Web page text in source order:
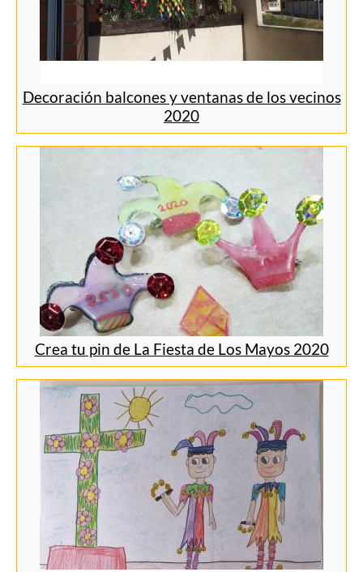
Decoración balcones y ventanas de los vecinos
2020
Crea tu pin de La Fiesta de Los Mayos 2020